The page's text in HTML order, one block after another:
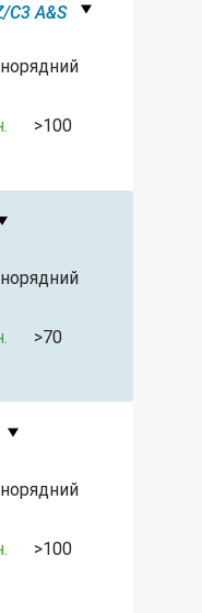
C3 A&S
>100
>70
>100